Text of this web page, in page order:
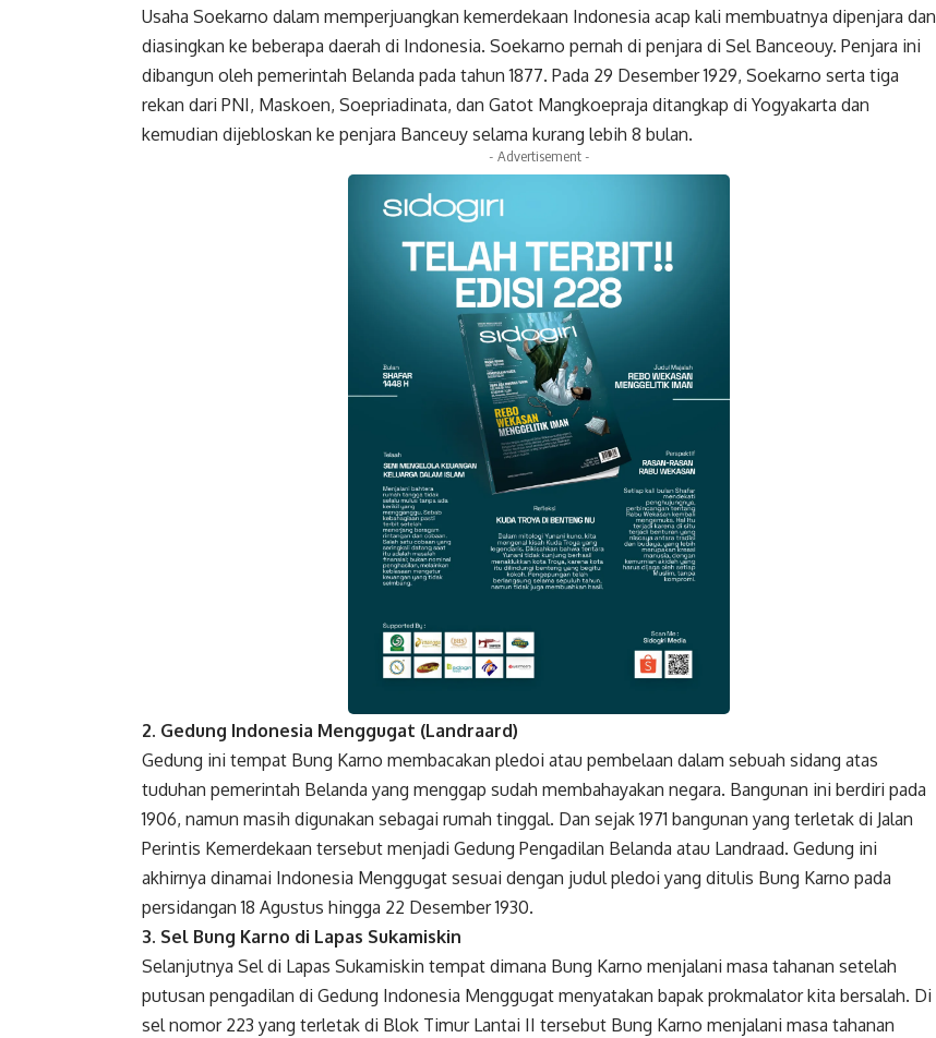
Usaha Soekarno dalam memperjuangkan kemerdekaan Indonesia acap kali membuatnya dipenjara dan
diasingkan ke beberapa daerah di Indonesia. Soekarno pernah di penjara di Sel Banceouy. Penjara ini
dibangun oleh pemerintah Belanda pada tahun 1877. Pada 29 Desember 1929, Soekarno serta tiga
rekan dari PNI, Maskoen, Soepriadinata, dan Gatot Mangkoepraja ditangkap di Yogyakarta dan
kemudian dijebloskan ke penjara Banceuy selama kurang lebih 8 bulan.
- Advertisement -
Facebook
Gmail
Facebook Twitter Gmail
2. Gedung Indonesia Menggugat (Landraard)
Gedung ini tempat Bung Karno membacakan pledoi atau pembelaan dalam sebuah sidang atas
tuduhan pemerintah Belanda yang menggap sudah membahayakan negara. Bangunan ini berdiri pada
1906, namun masih digunakan sebagai rumah tinggal. Dan sejak 1971 bangunan yang terletak di Jalan
Perintis Kemerdekaan tersebut menjadi Gedung Pengadilan Belanda atau Landraad. Gedung ini
akhirnya dinamai Indonesia Menggugat sesuai dengan judul pledoi yang ditulis Bung Karno pada
persidangan 18 Agustus hingga 22 Desember 1930.
3. Sel Bung Karno di Lapas Sukamiskin
Selanjutnya Sel di Lapas Sukamiskin tempat dimana Bung Karno menjalani masa tahanan setelah
putusan pengadilan di Gedung Indonesia Menggugat menyatakan bapak prokmalator kita bersalah. Di
sel nomor 223 yang terletak di Blok Timur Lantai II tersebut Bung Karno menjalani masa tahanan